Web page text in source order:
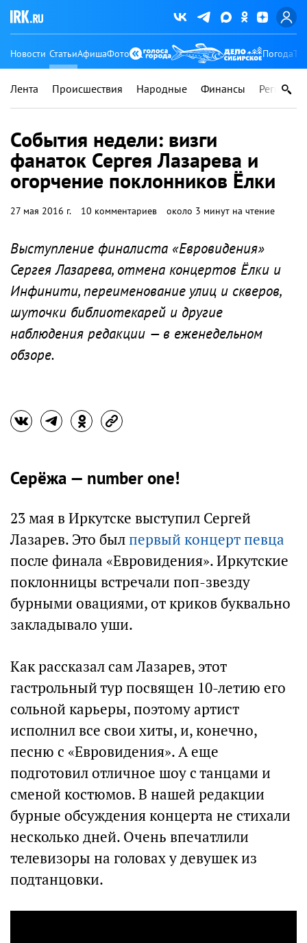
Новости СтатьиАфишаФото Погода
Лента Происшествия Народные Финансы Регионы
События недели: визги
фанаток Сергея Лазарева и
огорчение поклонников Ёлки
27 мая 2016 г. 10 комментариев около 3 минут на чтение
Выступление финалиста «Евровидения»
Сергея Лазарева, отмена концертов Ёлки и
Инфинити, переименование улиц и скверов,
шуточки библиотекарей и другие
наблюдения редакции — в еженедельном
обзоре.
Серёжа — number one!
23 мая в Иркутске выступил Сергей
Лазарев. Это былпервый концерт певца
после финала «Евровидения». Иркутские
поклонницы встречали поп-звезду
бурными овациями, от криков буквально
закладывало уши.
Как рассказал сам Лазарев, этот
гастрольный тур посвящен 10-летию его
сольной карьеры, поэтому артист
исполнил все свои хиты, и, конечно,
песню с «Евровидения». А еще
подготовил отличное шоу с танцами и
сменой костюмов. В нашей редакции
бурные обсуждения концерта не стихали
несколько дней. Очень впечатлили
телевизоры на головах у девушек из
подтанцовки.